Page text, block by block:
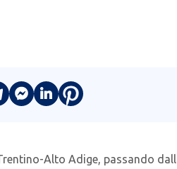
Alto Adige, passando